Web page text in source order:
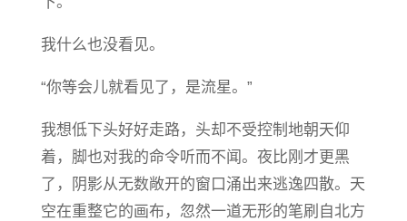
我什么也没看见。
“你等会儿就看见了，是流星。”
我想低下头好好走路，头却不受控制地朝天仰
着，脚也对我的命令听而不闻。夜比刚才更黑
了，阴影从无数敞开的窗口涌出来逃逸四散。天
空在重整它的画布，忽然一道无形的笔刷自北方